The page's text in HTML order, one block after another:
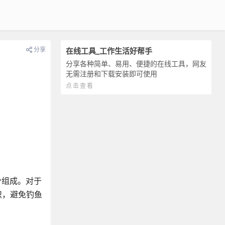
在线工具_工作生活好帮手
分享各种简单、易用、便捷的在线工具，网友
无需注册和下载安装即可使用
点击查看
分享
成。对于
避免钓鱼